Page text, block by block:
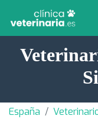
España